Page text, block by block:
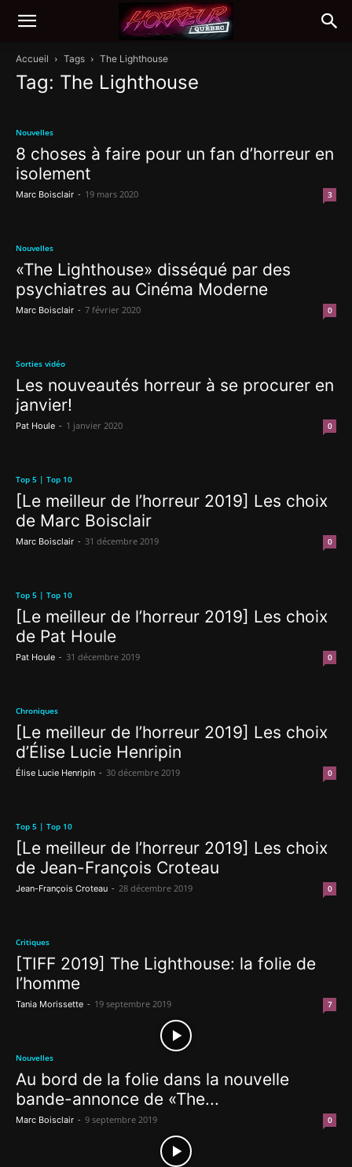
Accueil Tags The Lighthouse
Tag: The Lighthouse
Nouvelles
8 choses à faire pour un fan d’horreur en
isolement
Marc Boisclair - 19 mars 2020 3
Nouvelles
«The Lighthouse» disséqué par des
psychiatres au Cinéma Moderne
Marc Boisclair - 7 février 2020 0
Sorties vidéo
Les nouveautés horreur à se procurer en
janvier!
Pat Houle - 1 janvier 2020 0
Top 5 | Top 10
[Le meilleur de l’horreur 2019] Les choix
de Marc Boisclair
Marc Boisclair - 31 décembre 2019 0
Top 5 | Top 10
[Le meilleur de l’horreur 2019] Les choix
de Pat Houle
Pat Houle - 31 décembre 2019 0
Chroniques
[Le meilleur de l’horreur 2019] Les choix
d’Élise Lucie Henripin
Élise Lucie Henripin - 30 décembre 2019 0
Top 5 | Top 10
[Le meilleur de l’horreur 2019] Les choix
de Jean-François Croteau
Jean-François Croteau - 28 décembre 2019 0
Critiques
[TIFF 2019] The Lighthouse: la folie de
l’homme
Tania Morissette - 19 septembre 2019 7
Nouvelles
Au bord de la folie dans la nouvelle
bande-annonce de «The...
Marc Boisclair - 9 septembre 2019 0